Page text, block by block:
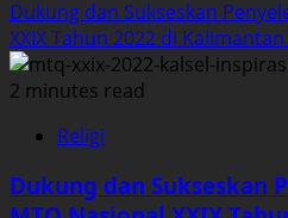
SAW.
more
about
Ustadz-
Ustadzah
Jorong
Dukung dan Sukseskan
XXIX Tahun 2022 di
2 minutes read
Religi
Dukung dan Sukseskan